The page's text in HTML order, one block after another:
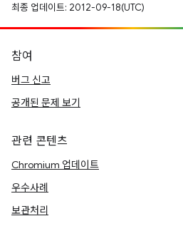
최종 업데이트: 2012-09-18(UTC)
참여
버그 신고
공개된 문제 보기
관련 콘텐츠
Chromium 업데이트
우수사례
보관처리